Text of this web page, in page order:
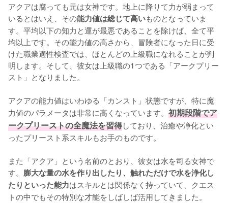
アクアは腐っても元は女神です。地上に降りて力が弱まって
いるとはいえ、その能力値は総じて高いものとなっていま
す。平均以下の知力と運が最悪であることを除けば、全て平
均以上です。その能力値の高さから、冒険者になった日に受
けた職業適性検査では、ほとんどの上級職になれることが判
明します。そして、彼女は上級職の1つである「アークプリー
スト」となりました。
アクアの能力値はいわゆる「カンスト」状態ですが、特に魔
力値のパラメータは非常に高くなっています。 初期段階でア
ークプリーストの全魔法を習得しており、治癒や浄化とい
ったプリースト系スキルもお手のものです。
また「アクア」という名前のとおり、彼女は水を司る女神で
す。 膨大な量の水を作り出したり、触れただけで水を浄化し
たりといった能力はスキルとは関係なく持っていて、クエス
トの中でもその特別な才能をしばしば活用してきました。